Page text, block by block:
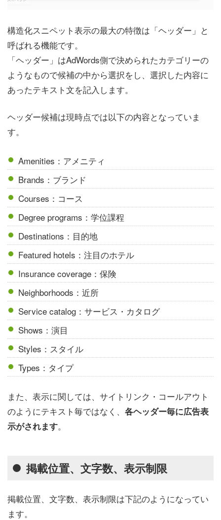
構造化スニペット表示の最大の特徴は「ヘッダー」と
呼ばれる機能です。
「ヘッダー」はAdWords側で決められたカテゴリーの
ようなもので候補の中から選択をし、選択した内容に
あったテキスト文を記入します。
ヘッダー候補は現時点では以下の内容となっていま
す。
Amenities：アメニティ
Brands：ブランド
Courses：コース
Degree programs：学位課程
Destinations：目的地
Featured hotels：注目のホテル
Insurance coverage：保険
Neighborhoods：近所
Service catalog：サービス・カタログ
Shows：演目
Styles：スタイル
Types：タイプ
また、表示に関しては、サイトリンク・コールアウト
のようにテキスト毎ではなく、 各ヘッダー毎に広告表
示がされます。
掲載位置、文字数、表示制限
掲載位置、文字数、表示制限は下記のようになってい
ます。